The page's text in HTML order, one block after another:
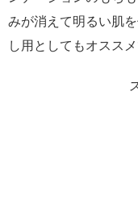
みが消えて明るい肌
し用としてもオススメ